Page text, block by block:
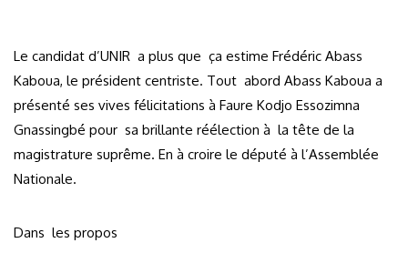
Le candidat d’UNIR a plus que ça estime Frédéric Abass
Kaboua, le président centriste. Tout abord Abass Kaboua a
présenté ses vives félicitations à Faure Kodjo Essozimna
Gnassingbé pour sa brillante réélection à la tête de la
magistrature suprême. En à croire le député à l’Assemblée
Nationale.
Dans les propos